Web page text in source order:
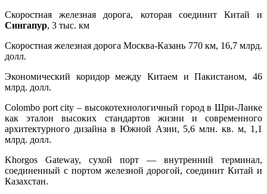
Скоростная железная дорога, которая соединит Китай и
Сингапур, 3 тыс. км
Скоростная железная дорога Москва-Казань 770 км, 16,7 млрд.
долл.
Экономический коридор между Китаем и Пакистаном, 46
млрд. долл.
Colombo port city – высокотехнологичный город в Шри-Ланке
как эталон высоких стандартов жизни и современного
архитектурного дизайна в Южной Азии, 5,6 млн. кв. м, 1,1
млрд. долл.
Khorgos Gateway, сухой порт — внутренний терминал,
соединенный с портом железной дорогой, соединит Китай и
Казахстан.